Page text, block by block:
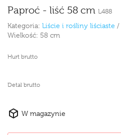
Paproć - liść 58 cm L488
Kategoria: Liście i rośliny liściaste /
Wielkość: 58 cm
Hurt brutto
Detal brutto
W magazynie